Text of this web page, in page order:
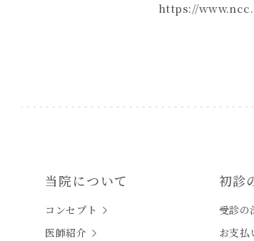
https://
当院について
コンセプト
医師紹介
初診
受診の
お支払